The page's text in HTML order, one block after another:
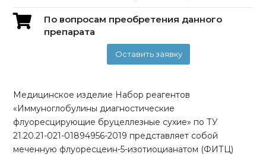
По вопросам преобретения данного
препарата
Оставить заявку
Медицинское изделие Набор реагентов
«Иммуноглобулины диагностические
флуоресцирующие бруцеллезные сухие» по ТУ
21.20.21-021-01894956-2019 представляет собой
меченную флуоресцеин-5-изотиоцианатом (ФИТЦ)